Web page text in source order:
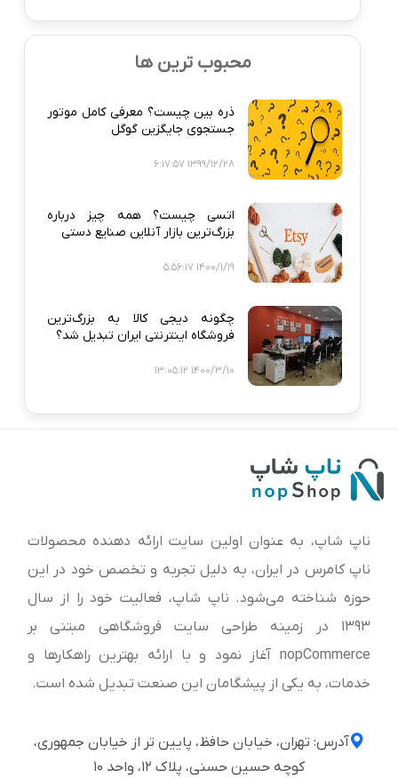
محبوب ترین ها
ذره‌ بین چیست؟ معرفی کامل موتور
جستجوی جایگزین گوگل
1399/12/28 6:17:57
اتسی چیست؟ همه‌ چیز درباره
بزرگ‌ترین بازار آنلاین صنایع دستی
1400/1/19 5:56:17
چگونه دیجی‌ کالا به بزرگ‌ترین
فروشگاه اینترنتی ایران تبدیل شد؟
1400/3/10 13:05:12
ناپ شاپ، به عنوان اولین سایت ارائه‌ دهنده محصولات
ناپ کامرس در ایران، به دلیل تجربه و تخصص خود در این
حوزه شناخته می‌شود. ناپ شاپ، فعالیت خود را از سال
1393 در زمینه طراحی سایت فروشگاهی مبتنی بر
nopCommerce آغاز نمود و با ارائه بهترین راهکارها و
خدمات، به یکی از پیشگامان این صنعت تبدیل شده است.
آدرس: تهران، خیابان حافظ، پایین تر از خیابان جمهوری،
کوچه حسین حسنی، پلاک ۱۲، واحد ۱۰